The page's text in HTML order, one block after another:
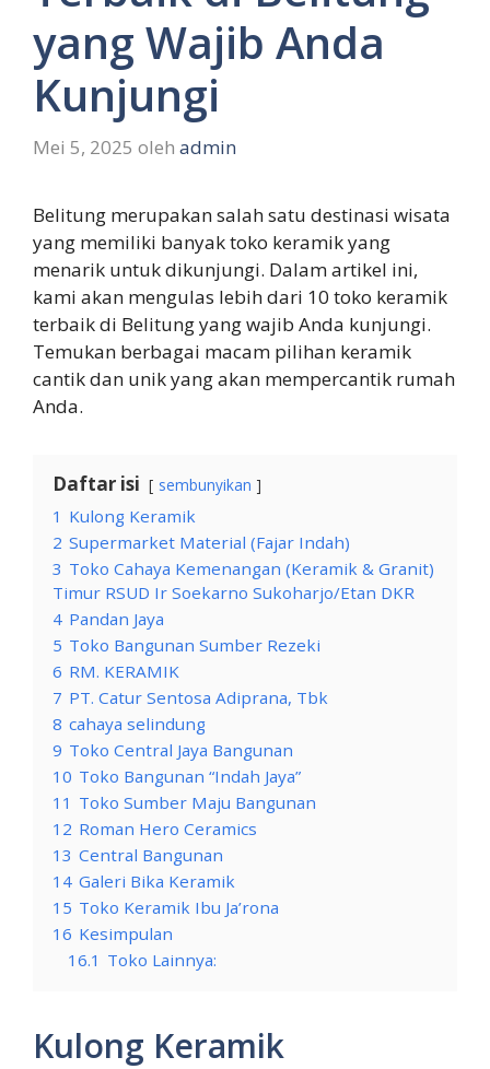
yang Wajib Anda
Kunjungi
Mei 5, 2025 oleh admin
Belitung merupakan salah satu destinasi wisata
yang memiliki banyak toko keramik yang
menarik untuk dikunjungi. Dalam artikel ini,
kami akan mengulas lebih dari 10 toko keramik
terbaik di Belitung yang wajib Anda kunjungi.
Temukan berbagai macam pilihan keramik
cantik dan unik yang akan mempercantik rumah
Anda.
Daftar isi sembunyikan
1 Kulong Keramik
2 Supermarket Material (Fajar Indah)
3 Toko Cahaya Kemenangan (Keramik & Granit)
Timur RSUD Ir Soekarno Sukoharjo/Etan DKR
4 Pandan Jaya
5 Toko Bangunan Sumber Rezeki
6 RM. KERAMIK
7 PT. Catur Sentosa Adiprana, Tbk
8 cahaya selindung
9 Toko Central Jaya Bangunan
10 Toko Bangunan “Indah Jaya”
11 Toko Sumber Maju Bangunan
12 Roman Hero Ceramics
13 Central Bangunan
14 Galeri Bika Keramik
15 Toko Keramik Ibu Ja’rona
16 Kesimpulan
16.1 Toko Lainnya:
Kulong Keramik